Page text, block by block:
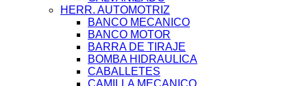
HERR. AUTOMOTRIZ
BANCO MECANICO
BANCO MOTOR
BARRA DE TIRAJE
BOMBA HIDRAULICA
CABALLETES
CAMILLA MECANICO